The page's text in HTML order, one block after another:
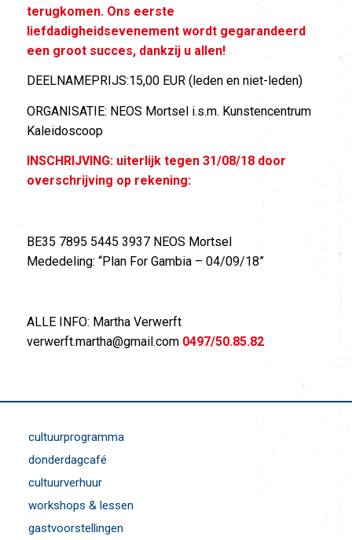
terugkomen. Ons eerste
liefdadigheidsevenement wordt gegarandeerd
een groot succes, dankzij u allen!
DEELNAMEPRIJS:15,00 EUR (leden en niet-leden)
ORGANISATIE: NEOS Mortsel i.s.m. Kunstencentrum
Kaleidoscoop
INSCHRIJVING: uiterlijk tegen 31/08/18 door
overschrijving op rekening:
BE35 7895 5445 3937 NEOS Mortsel
Mededeling: “Plan For Gambia – 04/09/18”
ALLE INFO: Martha Verwerft
verwerft.martha@gmail.com 0497/50.85.82
cultuurprogramma
donderdagcafé
cultuurverhuur
workshops & lessen
gastvoorstellingen